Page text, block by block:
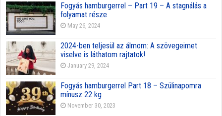
Fogyás hamburgerrel – Part 19 – A stagnálás a
folyamat része
May 26, 2024
2024-ben teljesül az álmom: A szövegeimet
viselve is láthatom rajtatok!
January 29, 2024
Fogyás hamburgerrel Part 18 – Szülinapomra
mínusz 22 kg
November 30, 2023